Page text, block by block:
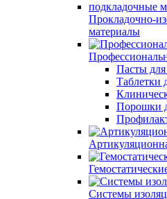
Прокладочно-
материалы
Пасты
Таблетки
Порошки
Системы